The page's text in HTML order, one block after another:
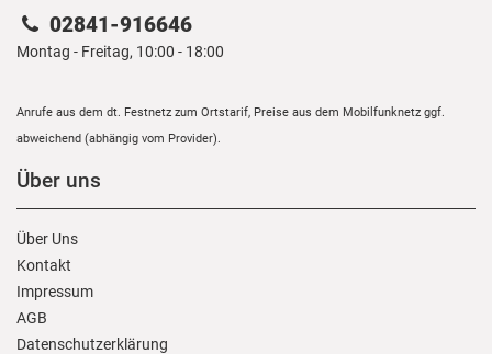
02841-916646
Montag - Freitag, 10:00 - 18:00
Anrufe aus dem dt. Festnetz zum Ortstarif, Preise aus dem Mobilfunknetz ggf.
abweichend (abhängig vom Provider).
Über uns
Über Uns
Kontakt
Impressum
AGB
Daten­schutz­erklärung